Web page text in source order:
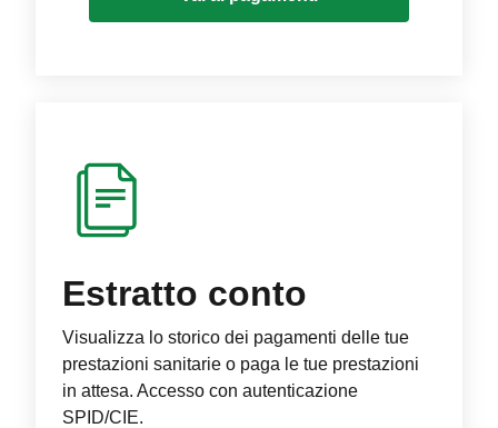
Estratto conto
Visualizza lo storico dei pagamenti delle tue
prestazioni sanitarie o paga le tue prestazioni
in attesa. Accesso con autenticazione
SPID/CIE.